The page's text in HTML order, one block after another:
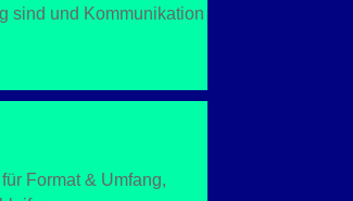
sind und Kommunikation
Format & Umfang,